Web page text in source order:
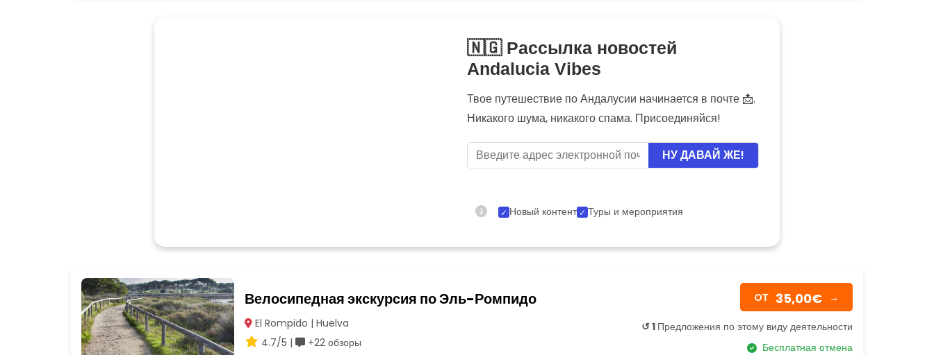
🇳🇬 Рассылка новостей
Andalucia Vibes
Твое путешествие по Андалусии начинается в почте 📩.
Никакого шума, никакого спама. Присоединяйся!
НУ ДАВАЙ ЖЕ!
Новый контент Туры и мероприятия
Велосипедная экскурсия по Эль-Ромпидо
El Rompido | Huelva
4.7/5 |
+22 обзоры
OТ 35,00€ →
↺ 1 Предложения по этому виду деятельности
Бесплатная отмена